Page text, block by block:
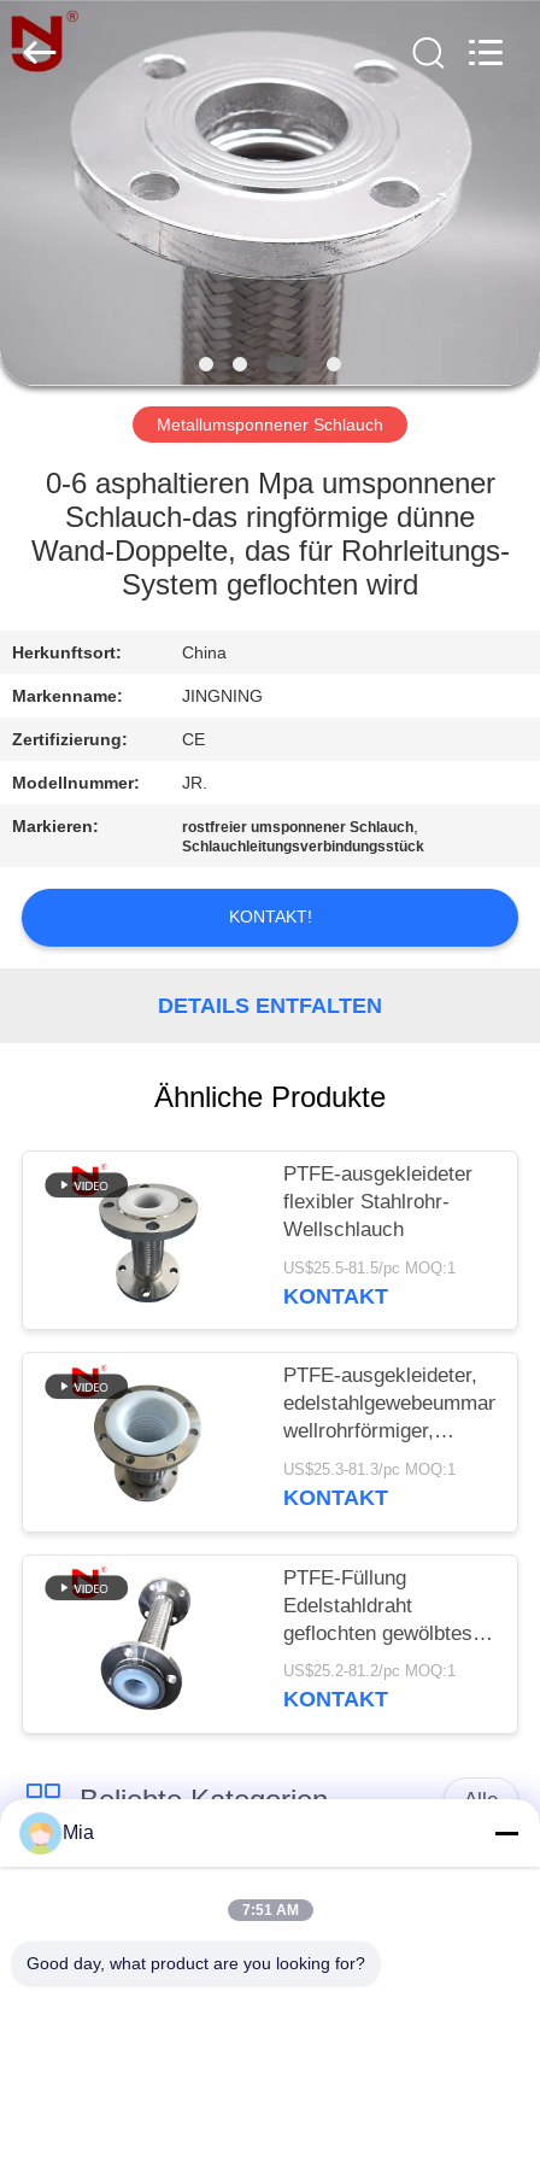
HAUS
PRODUKTE
ÜBER
FABRIK-
AUSFLUG
TRETEN
SIE
MIT
UNS
VERBINDUNG
SITEMAP
DATENSCHUTZRICHTLINIE
Songjiang
Jingning
Shock
Absorber
Co.,Ltd..
Metallumsponnener Schlauch
0-6 asphaltieren Mpa umsponnener
Schlauch-das ringförmige dünne
Wand-Doppelte, das für Rohrleitungs-
System geflochten wird
Herkunftsort: China
Markenname: JINGNING
Zertifizierung: CE
Modellnummer: JR.
Markieren: rostfreier umsponnener Schlauch,
Schlauchleitungsverbindungsstück
KONTAKT!
DETAILS ENTFALTEN
Ähnliche Produkte
PTFE-ausgekleideter
flexibler Stahlrohr-
Wellschlauch
US$25.5-81.5/pc MOQ:1
KONTAKT
PTFE-ausgekleideter,
wellrohrförmiger,
flexibler
Verbindungsschlauch
US$25.3-81.3/pc MOQ:1
KONTAKT
PTFE-Füllung
Edelstahldraht
geflochten gewölbtes
geflochtenes flexibles
Rohr
US$25.2-81.2/pc MOQ:1
KONTAKT
Beliebte Kategorien Alle
Verlegte Dehnfuge
Mia
7:51 AM
Good day, what product are you looking for?